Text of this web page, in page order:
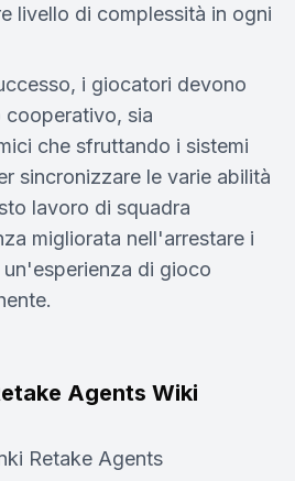
livello di complessità in ogni
i giocatori devono
sia
che sfruttando i sistemi
sincronizzare le varie abilità
lavoro di squadra
migliorata nell'arrestare i
di gioco
Agents Wiki
Retake Agents